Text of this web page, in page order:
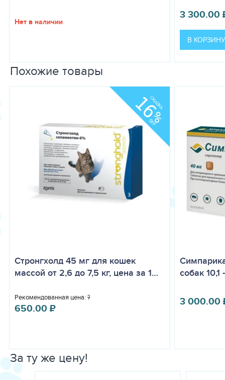
Нет в наличии
3 300.00
В КОРЗИНУ
Похожие товары
СКИДКА
16
%
OFF
Стронгхолд 45 мг для кошек
массой от 2,6 до 7,5 кг, цена за 1…
Рекомендованная цена: 770.00
650.00₽
собак 10,1
3 000.00
За ту же цену!